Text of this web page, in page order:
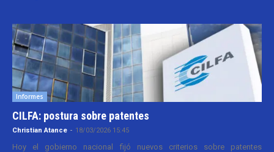
Informes
CILFA: postura sobre patentes
Christian Atance - 18/03/2026 15:45
Hoy el gobierno nacional fijó nuevos criterios sobre patentes